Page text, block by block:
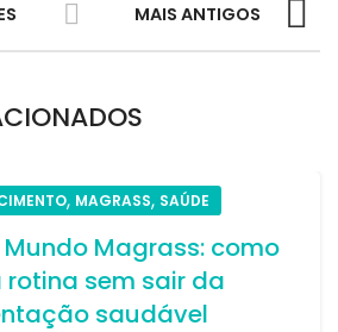
MAIS ANTIGOS
, MAGRASS, SAÚDE
Magrass: como
rotina sem sair da
saudável